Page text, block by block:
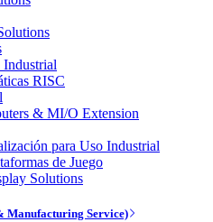
Industrial
RISC
& MI/O Extension
para Uso Industrial
de Juego
Solutions
Manufacturing Service)